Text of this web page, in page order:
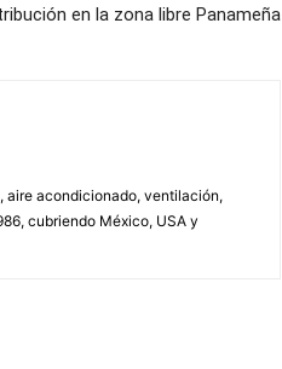
en la zona libre Panameña
aire acondicionado, ventilación,
cubriendo México, USA y